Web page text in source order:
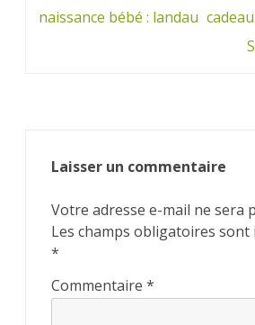
de
naissance bébé : landau
Laisser un commentaire
Votre adresse e-mail ne sera
Les champs obligatoires sont
*
Commentaire *